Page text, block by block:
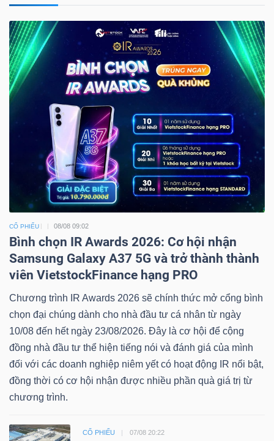
CỔ PHIẾU 08/08 09:02
Bình chọn IR Awards 2026: Cơ hội nhận
Samsung Galaxy A37 5G và trở thành thành
viên VietstockFinance hạng PRO
Chương trình IR Awards 2026 sẽ chính thức mở cổng bình
chọn đại chúng dành cho nhà đầu tư cá nhân từ ngày
10/08 đến hết ngày 23/08/2026. Đây là cơ hội để cộng
đồng nhà đầu tư thể hiện tiếng nói và đánh giá của mình
đối với các doanh nghiệp niêm yết có hoạt động IR nổi bật,
đồng thời có cơ hội nhận được nhiều phần quà giá trị từ
chương trình.
CỔ PHIẾU 07/08 20:22